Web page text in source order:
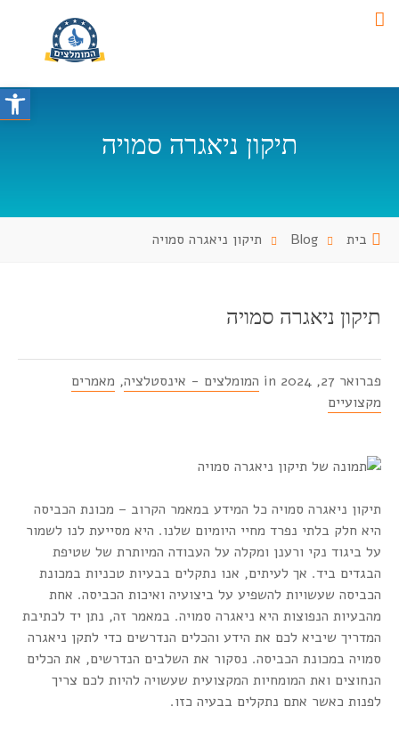
פתח סרגל נגישות
תיקון ניאגרה סמויה
בית Blog תיקון ניאגרה סמויה
תיקון ניאגרה סמויה
פברואר 27, 2024 in המומלצים - אינסטלציה, מאמרים
מקצועיים
תיקון ניאגרה סמויה כל המידע במאמר הקרוב – מכונת הכביסה
היא חלק בלתי נפרד מחיי היומיום שלנו. היא מסייעת לנו לשמור
על ביגוד נקי ורענן ומקלה על העבודה המיותרת של שטיפת
הבגדים ביד. אך לעיתים, אנו נתקלים בבעיות טכניות במכונת
הכביסה שעשויות להשפיע על ביצועיה ואיכות הכביסה. אחת
מהבעיות הנפוצות היא ניאגרה סמויה. במאמר זה, נתן יד לכתיבת
המדריך שיביא לכם את הידע והכלים הנדרשים כדי לתקן ניאגרה
סמויה במכונת הכביסה. נסקור את השלבים הנדרשים, את הכלים
הנחוצים ואת המומחיות המקצועית שעשויה להיות לכם צריך
לפנות כאשר אתם נתקלים בבעיה כזו.